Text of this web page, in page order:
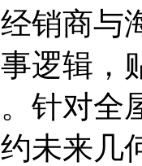
销商与
逻辑，
针对全
未来几